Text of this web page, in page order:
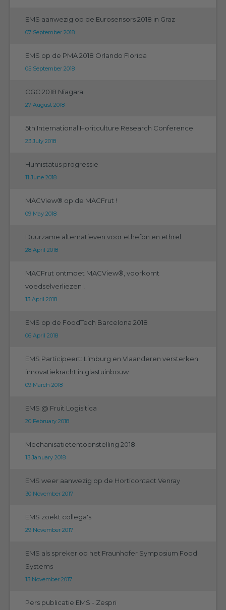
EMS aanwezig op de Eurosensors 2018 in Graz
07 September 2018
EMS op de PMA 2018 Orlando Florida
05 September 2018
CGC 2018 Niagara
27 August 2018
5th International Horitculture Research Conference
23 July 2018
Humistatus progressie
11 June 2018
MACView® op de MACFrut !
09 May 2018
Duurzame alternatieven voor ethefon en ethrel
28 April 2018
MACFrut ontmoet MACView®, voorkomt
voedselverliezen !
13 April 2018
EMS op de FoodTech Barcelona 2018
06 April 2018
EMS Participeert: Limburg en Vlaanderen versterken
innovatiekracht in glastuinbouw
09 March 2018
EMS @ Fruit Logisitica
20 February 2018
Mechanisatietentoonstelling 2018
13 January 2018
EMS weer aanwezig op de Horticontact Venray
30 November 2017
EMS zoekt collega's
29 November 2017
EMS als spreker op het Fraunhofer Symposium Food
Systems
13 November 2017
Pers publicatie EMS - Zespri